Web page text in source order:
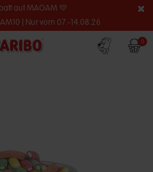
auf MAOAM 💛
| Nur vom 07.-14.08.26
Konto 0